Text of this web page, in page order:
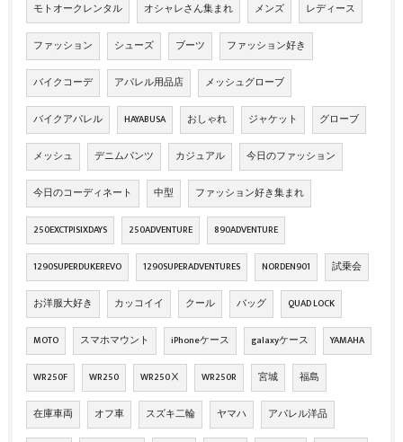
モトオークレンタル オシャレさん集まれ メンズ レディース
ファッション シューズ ブーツ ファッション好き
バイクコーデ アパレル用品店 メッシュグローブ
バイクアパレル HAYABUSA おしゃれ ジャケット グローブ
メッシュ デニムパンツ カジュアル 今日のファッション
今日のコーディネート 中型 ファッション好き集まれ
250EXCTPISIXDAYS 250ADVENTURE 890ADVENTURE
1290SUPERDUKEREVO 1290SUPERADVENTURES NORDEN901 試乗会
お洋服大好き カッコイイ クール バッグ QUAD LOCK
MOTO スマホマウント iPhoneケース galaxyケース YAMAHA
WR250F WR250 WR250Ⅹ WR250R 宮城 福島
在庫車両 オフ車 スズキ二輪 ヤマハ アパレル洋品